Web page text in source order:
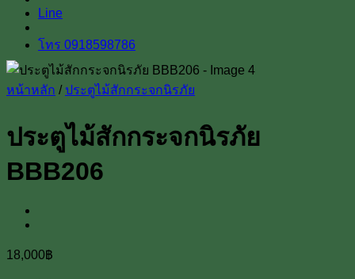
Line
โทร 0918598786
หน้าหลัก / ประตูไม้สักกระจกนิรภัย
ประตูไม้สักกระจกนิรภัย
BBB206
18,000฿